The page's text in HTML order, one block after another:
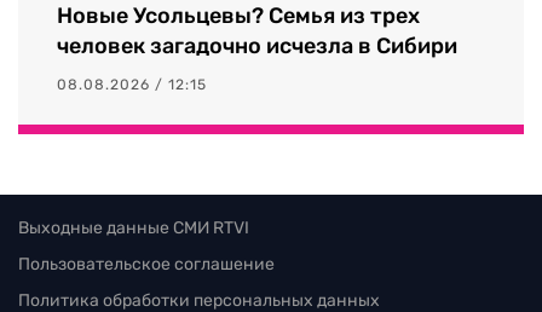
Новые Усольцевы? Семья из трех
человек загадочно исчезла в Сибири
08.08.2026 / 12:15
Выходные данные СМИ RTVI
Пользовательское соглашение
Политика обработки персональных данных